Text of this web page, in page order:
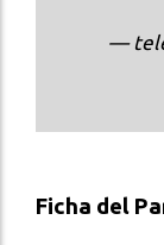
—
Ficha del